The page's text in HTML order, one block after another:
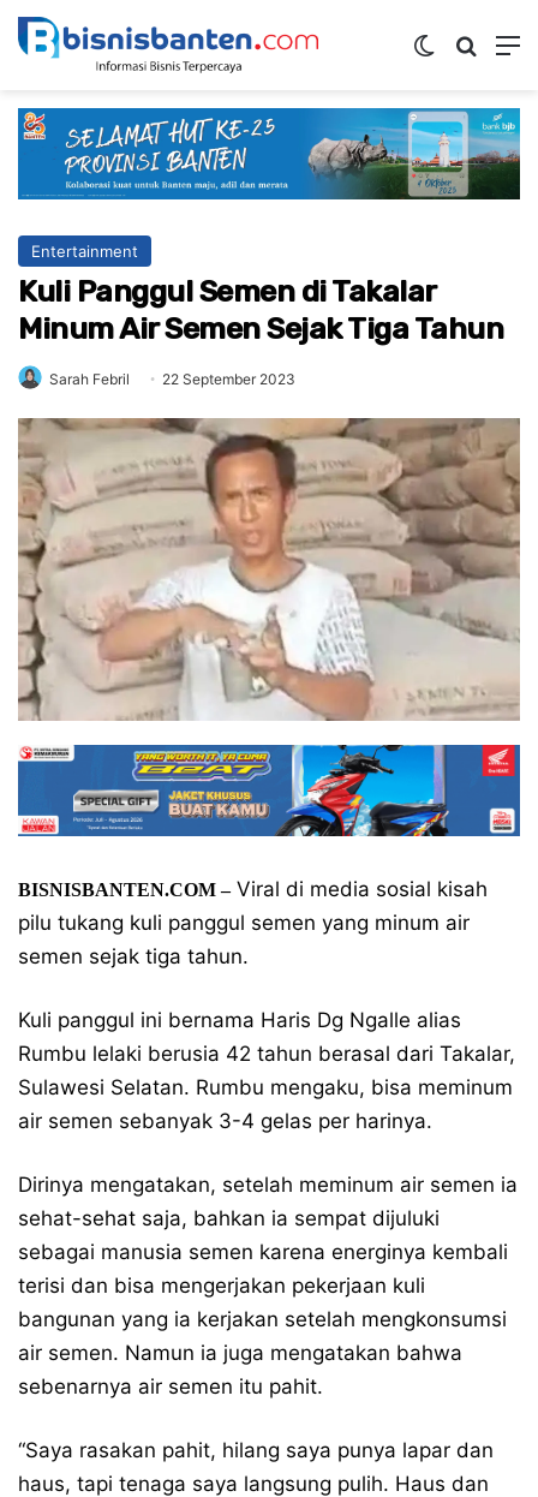
Switch skin
Entertainment
Kuli Panggul Semen di Takalar
Minum Air Semen Sejak Tiga Tahun
Sarah Febril 22 September 2023
BISNISBANTEN.COM –Viral di media sosial kisah
pilu tukang kuli panggul semen yang minum air
semen sejak tiga tahun.
Kuli panggul ini bernama Haris Dg Ngalle alias
Rumbu lelaki berusia 42 tahun berasal dari Takalar,
Sulawesi Selatan. Rumbu mengaku, bisa meminum
air semen sebanyak 3-4 gelas per harinya.
Dirinya mengatakan, setelah meminum air semen ia
sehat-sehat saja, bahkan ia sempat dijuluki
sebagai manusia semen karena energinya kembali
terisi dan bisa mengerjakan pekerjaan kuli
bangunan yang ia kerjakan setelah mengkonsumsi
air semen. Namun ia juga mengatakan bahwa
sebenarnya air semen itu pahit.
“Saya rasakan pahit, hilang saya punya lapar dan
haus, tapi tenaga saya langsung pulih. Haus dan